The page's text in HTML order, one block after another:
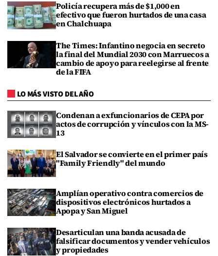
Policía recupera más de $1,000 en
efectivo que fueron hurtados de una casa
en Chalchuapa
The Times: Infantino negocia en secreto
la final del Mundial 2030 con Marruecos a
cambio de apoyo para reelegirse al frente
de la FIFA
LO MÁS VISTO DEL AÑO
Condenan a exfuncionarios de CEPA por
actos de corrupción y vínculos con la MS-
13
El Salvador se convierte en el primer país
"Family Friendly" del mundo
Amplían operativo contra comercios de
dispositivos electrónicos hurtados a
Apopa y San Miguel
Desarticulan una banda acusada de
falsificar documentos y vender vehículos
y propiedades